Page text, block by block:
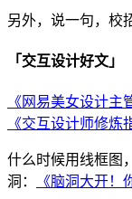
另外，说一句，校
「交互设计好文」
《网易美女设计主
《交互设计师修炼
什么时候用线框图
洞：
《脑洞大开！